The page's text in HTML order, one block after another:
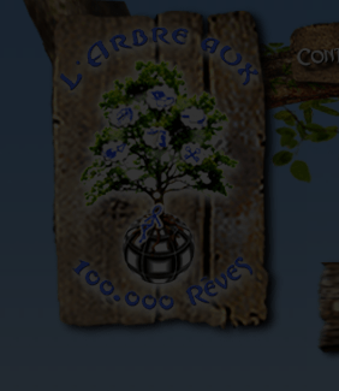
L'Arbre aux 100.000 Rêves